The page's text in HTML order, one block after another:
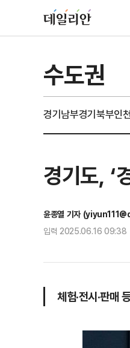
수도권
경기남부경기북부인천
경기도, ‘
윤종열 기자
입력 2025.06.16
체험·전시·판매